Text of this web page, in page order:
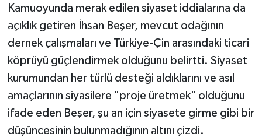
Kamuoyunda merak edilen siyaset iddialarına da
açıklık getiren İhsan Beşer, mevcut odağının
dernek çalışmaları ve Türkiye-Çin arasındaki ticari
köprüyü güçlendirmek olduğunu belirtti. Siyaset
kurumundan her türlü desteği aldıklarını ve asıl
amaçlarının siyasilere "proje üretmek" olduğunu
ifade eden Beşer, şu an için siyasete girme gibi bir
düşüncesinin bulunmadığının altını çizdi.